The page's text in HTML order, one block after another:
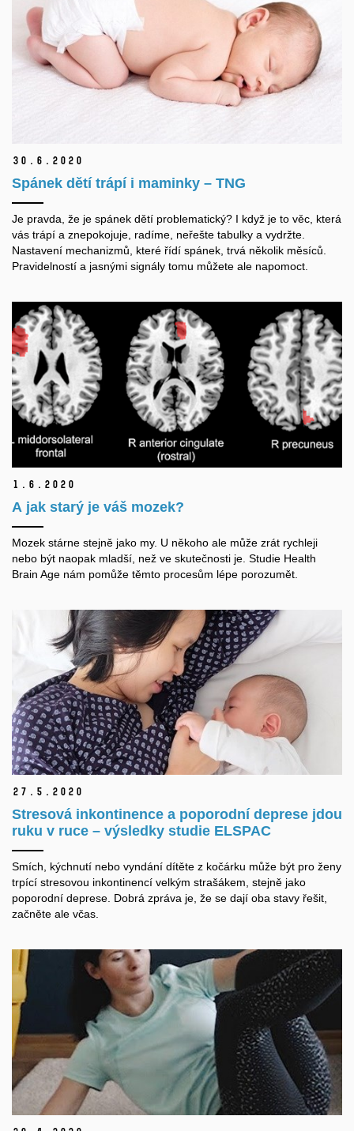
30. 6. 2020
Spánek dětí trápí i maminky – TNG
Je pravda, že je spánek dětí problematický? I když je to věc, která
vás trápí a znepokojuje, radíme, neřešte tabulky a vydržte.
Nastavení mechanizmů, které řídí spánek, trvá několik měsíců.
Pravidelností a jasnými signály tomu můžete ale napomoct.
1. 6. 2020
A jak starý je váš mozek?
Mozek stárne stejně jako my. U někoho ale může zrát rychleji
nebo být naopak mladší, než ve skutečnosti je. Studie Health
Brain Age nám pomůže těmto procesům lépe porozumět.
27. 5. 2020
Stresová inkontinence a poporodní deprese jdou
ruku v ruce – výsledky studie ELSPAC
Smích, kýchnutí nebo vyndání dítěte z kočárku může být pro ženy
trpící stresovou inkontinencí velkým strašákem, stejně jako
poporodní deprese. Dobrá zpráva je, že se dají oba stavy řešit,
začněte ale včas.